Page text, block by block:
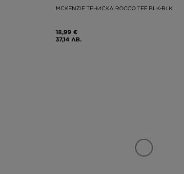
MCKENZIE ТЕНИСКА ROCCO TEE BLK-BLK
18,99 €
37,14 ЛВ.